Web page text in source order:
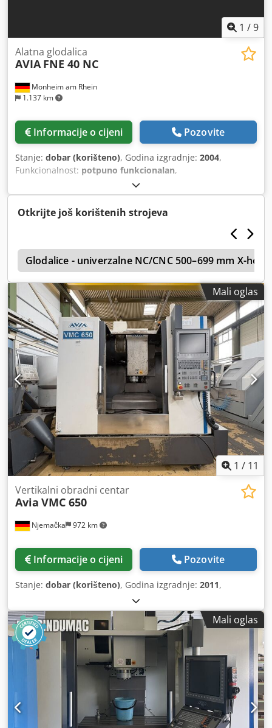
1 /9
Monheim am Rhein
1.137 km
Alatna glodalica
AVIA FNE 40 NC
Informacije o cijeni Pozovite
Stanje: dobar (korišteno), Godina izgradnje: 2004,
Funkcionalnost: potpuno funkcionalan,
Otkrijte još korištenih strojeva
Glodalice - univerzalne NC/CNC 500–699 mm X-hod
Mali oglas
1 / 11
Njemačka 972 km
Vertikalni obradni centar
Avia VMC 650
Informacije o cijeni Pozovite
Stanje: dobar (korišteno), Godina izgradnje: 2011,
Mali oglas